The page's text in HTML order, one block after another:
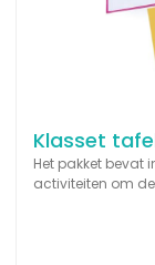
Klasset
Het pakket bevat
activiteiten om de